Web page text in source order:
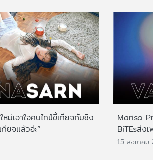
ม่เอาใจคนไทป์ขี้เกียจกับซิง
ยจแล้วอ่ะ”
Marisa
BiTEsส่ง
15 สิงหาคม